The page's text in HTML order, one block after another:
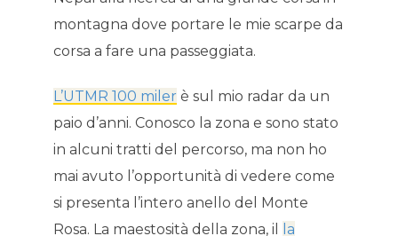
montagna dove portare le mie scarpe da
corsa a fare una passeggiata.
L’UTMR 100 miler è sul mio radar da un
paio d’anni. Conosco la zona e sono stato
in alcuni tratti del percorso, ma non ho
mai avuto l’opportunità di vedere come
si presenta l’intero anello del Monte
Rosa. La maestosità della zona, il
la